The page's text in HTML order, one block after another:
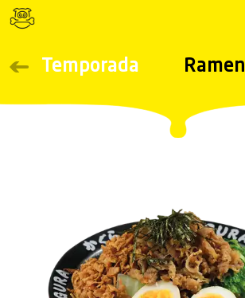
Temporada Ramen
Navigated to CARTA - Ramen Kagura